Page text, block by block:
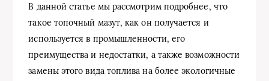
В данной статье мы рассмотрим подробнее, что
такое топочный мазут, как он получается и
используется в промышленности, его
преимущества и недостатки, а также возможности
замены этого вида топлива на более экологичные